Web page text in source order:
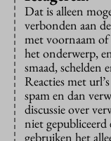
Dat is alleen
verbonden aan
met voornaam
het onderwerp,
smaad, schelden
Reacties met
spam en dan
discussie over
niet gepubliceerd
gebruiken het